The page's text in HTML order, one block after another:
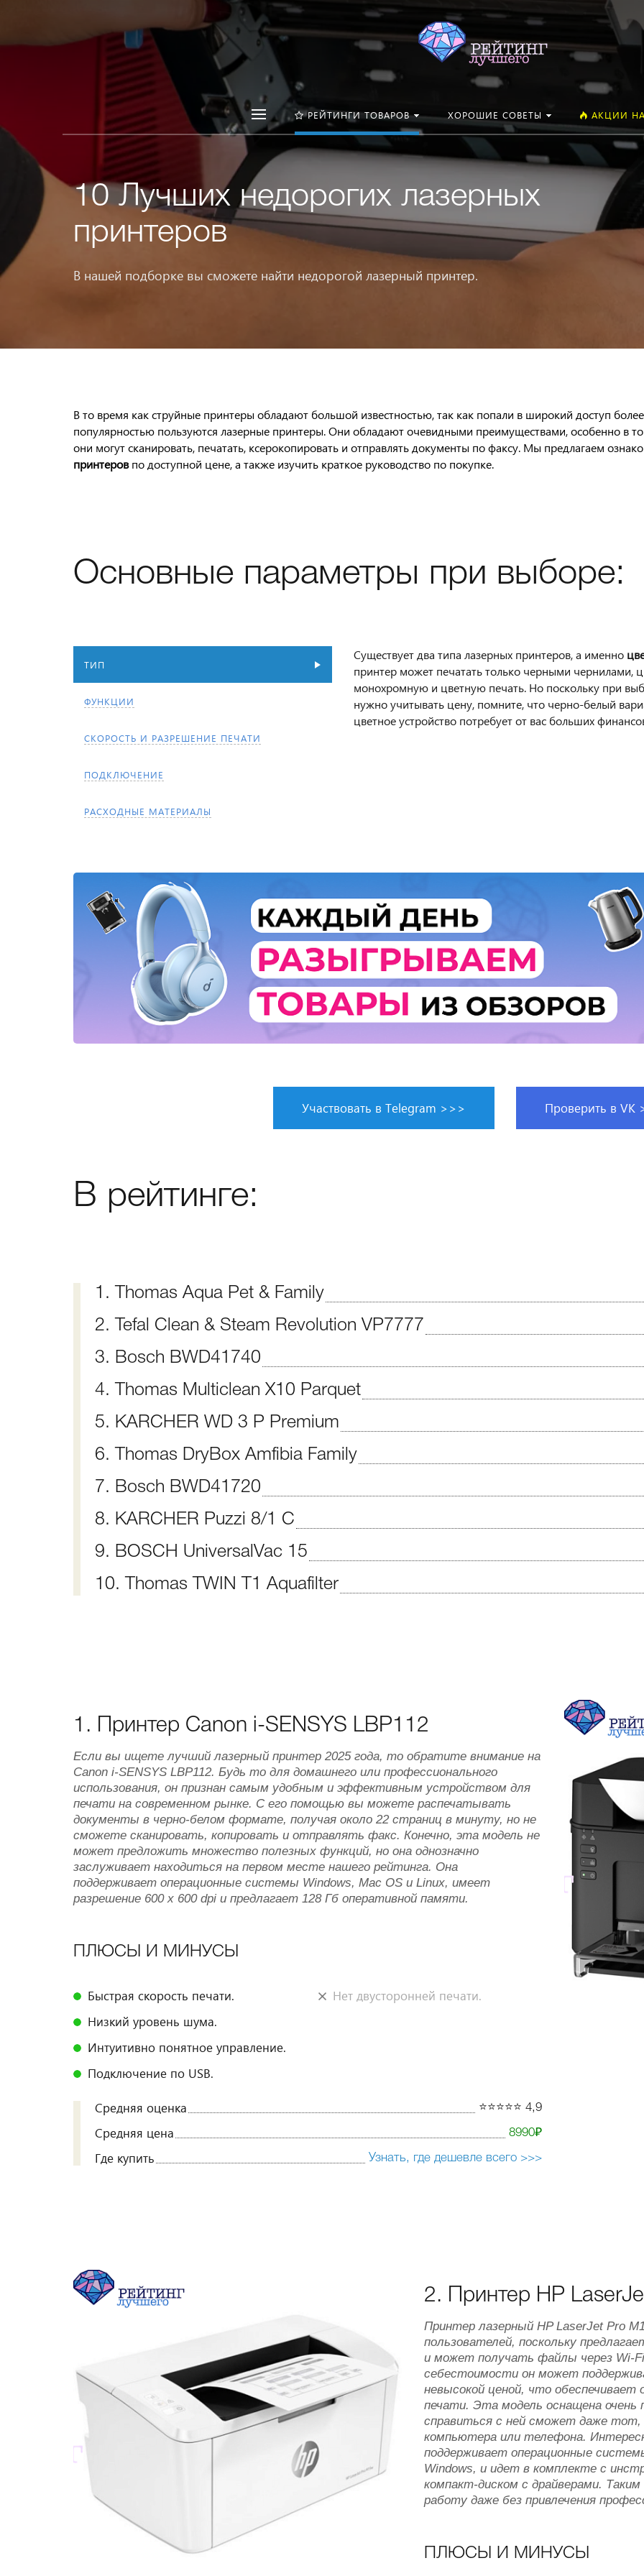
Искать:
РЕЙТИНГИ ТОВАРОВ ХОРОШИЕ СОВЕТЫ АКЦИИ
10 Лучших недорогих лазерных
принтеров
В нашей подборке вы сможете найти недорогой лазерный принтер.
В то время как струйные принтеры обладают большой известностью, так как попали в широкий доступ
популярностью пользуются лазерные принтеры. Они обладают очевидными преимуществами, особенно в
они могут сканировать, печатать, ксерокопировать и отправлять документы по факсу. Мы предлагаем
принтеровпо доступной цене, а также изучить краткое руководство по покупке.
Основные параметры при выборе:
ТИП
ФУНКЦИИ
СКОРОСТЬ И РАЗРЕШЕНИЕ ПЕЧАТИ
ПОДКЛЮЧЕНИЕ
РАСХОДНЫЕ МАТЕРИАЛЫ
Существует два типа лазерных принтеров, а именно
принтер может печатать только черными чернилами,
монохромную и цветную печать. Но поскольку при
нужно учитывать цену, помните, что черно-белый
цветное устройство потребует от вас больших
Участвовать в Telegram >>> Проверить в VK
В рейтинге:
1. Thomas Aqua Pet & Family
2. Tefal Clean & Steam Revolution VP7777
3. Bosch BWD41740
4. Thomas Multiclean X10 Parquet
5. KARCHER WD 3 P Premium
6. Thomas DryBox Amfibia Family
7. Bosch BWD41720
8. KARCHER Puzzi 8/1 C
9. BOSCH UniversalVac 15
10. Thomas TWIN T1 Aquafilter
1. Принтер Canon i-SENSYS LBP112
Если вы ищете лучший лазерный принтер 2025 года, то обратите внимание на
Canon i-SENSYS LBP112. Будь то для домашнего или профессионального
использования, он признан самым удобным и эффективным устройством для
печати на современном рынке. С его помощью вы можете распечатывать
документы в черно-белом формате, получая около 22 страниц в минуту, но не
сможете сканировать, копировать и отправлять факс. Конечно, эта модель не
может предложить множество полезных функций, но она однозначно
заслуживает находиться на первом месте нашего рейтинга. Она
поддерживает операционные системы Windows, Mac OS и Linux, имеет
разрешение 600 x 600 dpi и предлагает 128 Гб оперативной памяти.
ПЛЮСЫ И МИНУСЫ
Быстрая скорость печати.
Низкий уровень шума.
Интуитивно понятное управление.
Подключение по USB.
Нет двусторонней печати.
Средняя оценка ⭐️⭐️⭐️⭐️⭐️ 4,9
Средняя цена 8990₽
Где купить Узнать, где дешевле всего >>>
2. Принтер HP
Принтер лазерный HP LaserJet Pro
пользователей, поскольку
и может получать файлы через Wi-
себестоимости он может
невысокой ценой, что
печати. Эта модель оснащена очень
справиться с ней сможет даже тот,
компьютера или телефона.
поддерживает операционные
Windows, и идет в комплекте с
компакт-диском с драйверами.
работу даже без привлечения
ПЛЮСЫ И МИНУСЫ